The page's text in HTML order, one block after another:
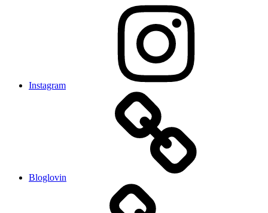
Instagram
Bloglovin